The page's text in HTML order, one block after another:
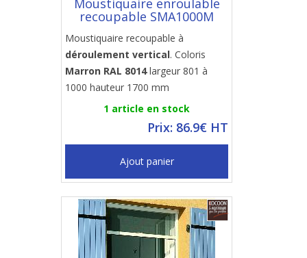
Moustiquaire enroulable
recoupable SMA1000M
Moustiquaire recoupable à
déroulement vertical. Coloris
Marron RAL 8014largeur 801 à
1000 hauteur 1700 mm
1 article en stock
Prix: 86.9€ HT
Ajout panier